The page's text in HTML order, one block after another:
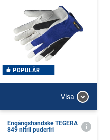
POPULÄR
Visa
Engångshandske TEGERA
849 nitril puderfri